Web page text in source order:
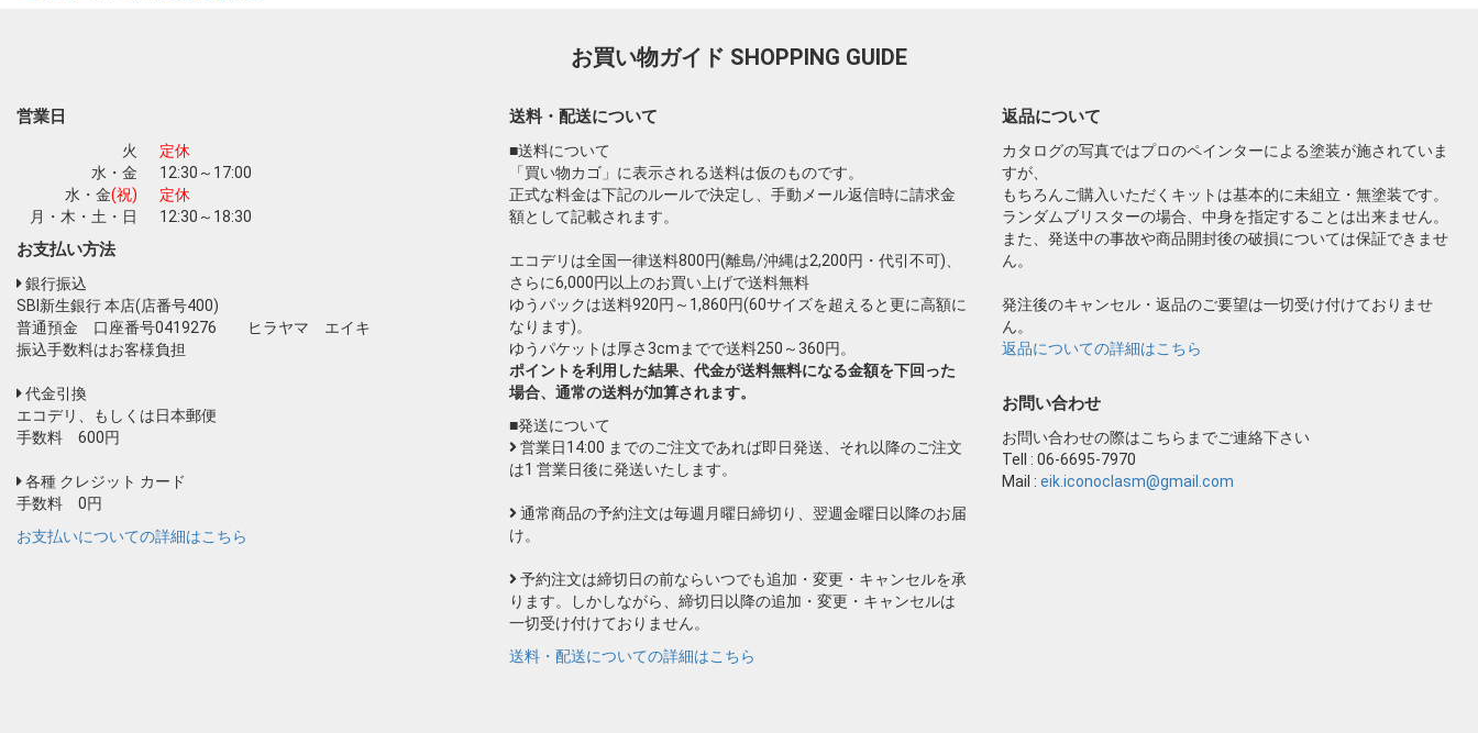
お買い物ガイド SHOPPING GUIDE
営業日
火
定休
水・金
12:30～17:00
水・金(祝)
定休
月・木・土・日
12:30～18:30
お支払い方法
銀行振込
SBI新生銀行 本店(店番号400)
普通預金 口座番号0419276 ヒラヤマ エイキ
振込手数料はお客様負担
代金引換
エコデリ、もしくは日本郵便
手数料 600円
各種 クレジット カード
手数料 0円
お支払いについての詳細はこちら
送料・配送について
■送料について
「買い物カゴ」に表示される送料は仮のものです。
正式な料金は下記のルールで決定し、手動メール返信時に請求金
額として記載されます。
エコデリは全国一律送料800円(離島/沖縄は2,200円・代引不可)、
さらに6,000円以上のお買い上げで送料無料
ゆうパックは送料920円～1,860円(60サイズを超えると更に高額に
なります)。
ゆうパケットは厚さ3cmまでで送料250～360円。
ポイントを利用した結果、代金が送料無料になる金額を下回った
場合、通常の送料が加算されます。
■発送について
営業日14:00 までのご注文であれば即日発送、それ以降のご注文
は1 営業日後に発送いたします。
通常商品の予約注文は毎週月曜日締切り、翌週金曜日以降のお届
け。
予約注文は締切日の前ならいつでも追加・変更・キャンセルを承
ります。しかしながら、締切日以降の追加・変更・キャンセルは
一切受け付けておりません。
送料・配送についての詳細はこちら
返品について
カタログの写真ではプロのペインターによる塗装が施されていま
すが、
もちろんご購入いただくキットは基本的に未組立・無塗装です。
ランダムブリスターの場合、中身を指定することは出来ません。
また、発送中の事故や商品開封後の破損については保証できませ
ん。
発注後のキャンセル・返品のご要望は一切受け付けておりませ
ん。
返品についての詳細はこちら
お問い合わせ
お問い合わせの際はこちらまでご連絡下さい
Tell : 06-6695-7970
Mail : eik.iconoclasm@gmail.com